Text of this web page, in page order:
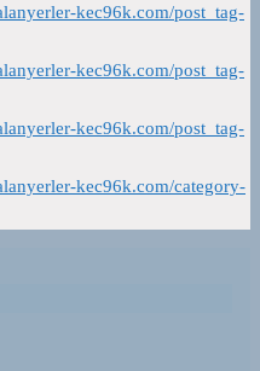
kec96k.com/post_tag-
kec96k.com/post_tag-
kec96k.com/post_tag-
kec96k.com/category-